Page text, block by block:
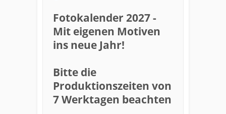
Fotokalender 2027 -
Mit eigenen Motiven
ins neue Jahr!
Bitte die
Produktionszeiten von
7 Werktagen beachten